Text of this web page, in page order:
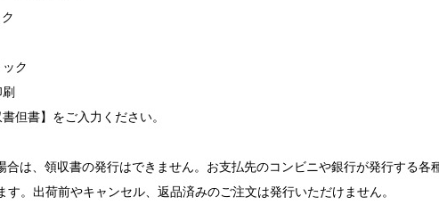
ク
刷
但書】をご入力ください。
は、領収書の発行はできません。お支払先のコンビニや銀行が発行する各
。出荷前やキャンセル、返品済みのご注文は発行いただけません。